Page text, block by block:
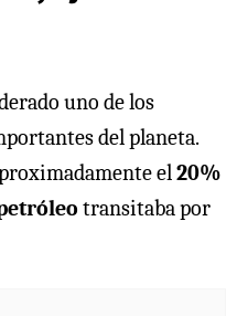
uno de los
del planeta.
el20%
transitaba por